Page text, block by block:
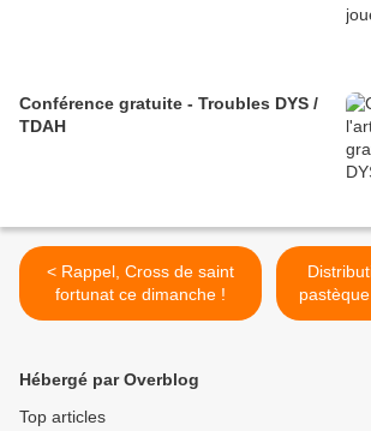
Conférence gratuite - Troubles DYS /
TDAH
< Rappel, Cross de saint
fortunat ce dimanche !
Hébergé par Overblog
Top articles